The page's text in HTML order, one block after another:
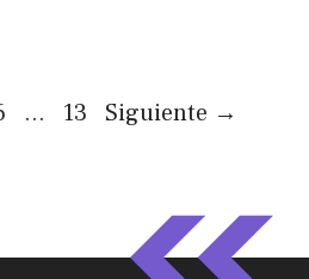
… Página
13 Siguiente →